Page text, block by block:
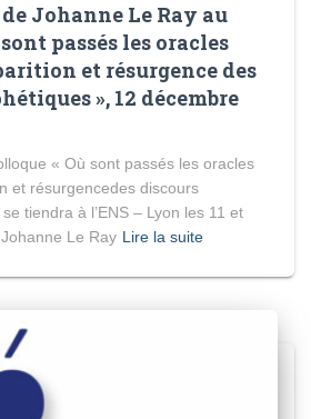
Johanne Le Ray au
passés les oracles
et résurgence des
», 12 décembre
« Où sont passés les oracles
et résurgencedes discours
tiendra à l’ENS – Lyon les 11 et
Le Ray Lire la suite